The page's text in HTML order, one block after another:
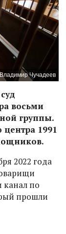
Чучадеев
восьми
группы.
центра 1991
2022 года
канал по
прошли